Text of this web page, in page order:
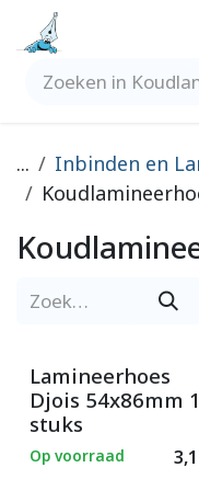
Overslaan naar inhoud
...
Inbinden en
Lamineerhoes
Djois 54x86mm
stuks
Op voorraad